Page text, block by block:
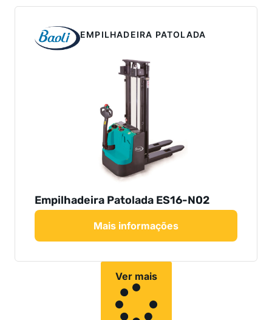
EMPILHADEIRA PATOLADA
Empilhadeira Patolada ES16-N02
Mais informações
Ver mais